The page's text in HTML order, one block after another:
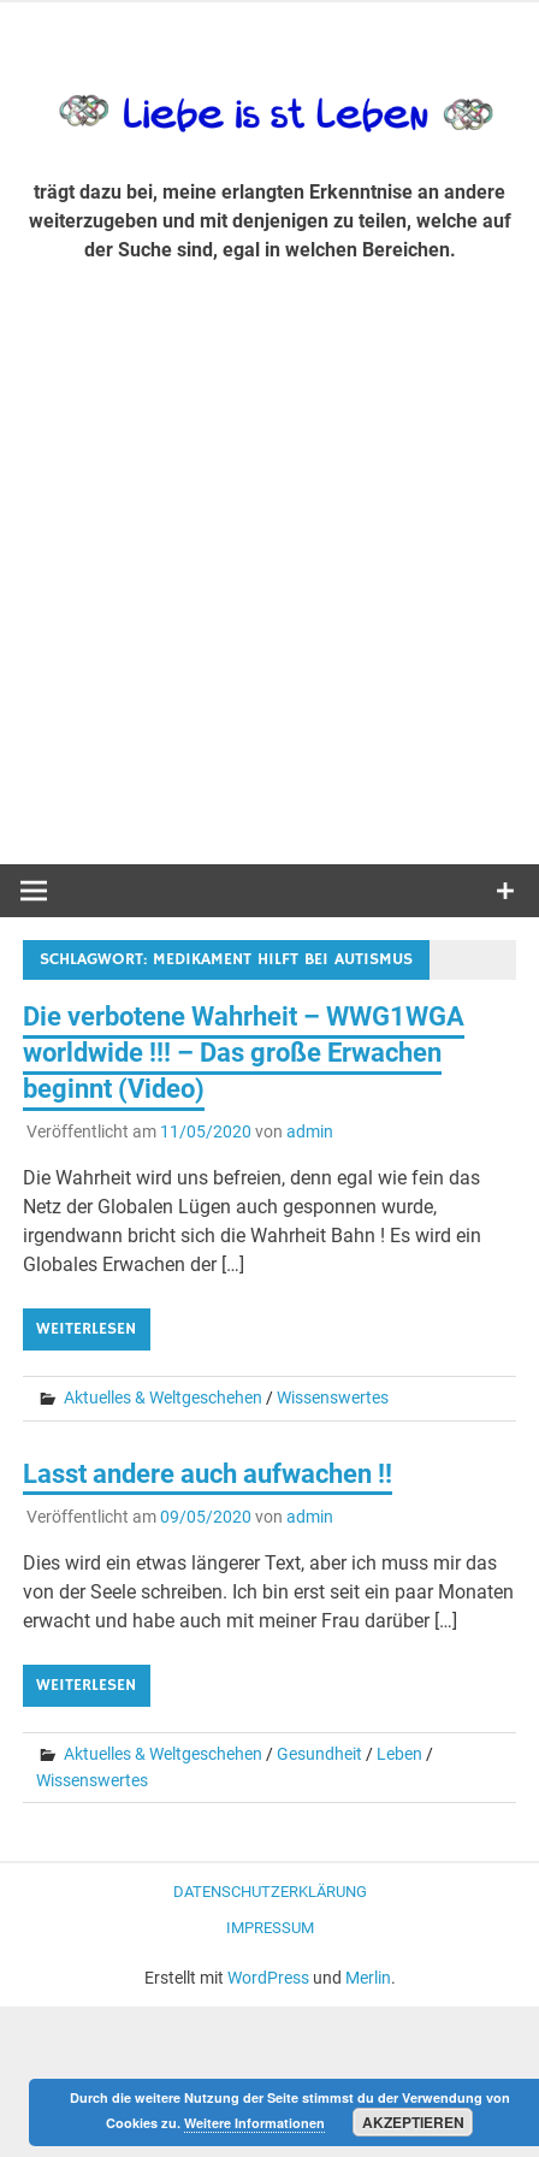
Suche sind, egal in welchen Bereichen.
trägt dazu bei, meine erlangten Erkenntnise an andere
weiterzugeben und mit denjenigen zu teilen, welche auf
der Suche sind, egal in welchen Bereichen.
SCHLAGWORT: MEDIKAMENT HILFT BEI AUTISMUS
Die verbotene Wahrheit – WWG1WGA
worldwide !!! – Das große Erwachen
beginnt (Video)
Veröffentlicht am 11/05/2020 von admin
Die Wahrheit wird uns befreien, denn egal wie fein das
Netz der Globalen Lügen auch gesponnen wurde,
irgendwann bricht sich die Wahrheit Bahn ! Es wird ein
Globales Erwachen der […]
WEITERLESEN
Aktuelles & Weltgeschehen /Wissenswertes
Lasst andere auch aufwachen !!
Veröffentlicht am09/05/2020 von admin
Dies wird ein etwas längerer Text, aber ich muss mir das
von der Seele schreiben. Ich bin erst seit ein paar Monaten
erwacht und habe auch mit meiner Frau darüber […]
WEITERLESEN
Aktuelles & Weltgeschehen /Gesundheit / Leben /
Wissenswertes
DATENSCHUTZERKLÄRUNG
IMPRESSUM
Erstellt mit WordPressund Merlin.
Durch die weitere Nutzung der Seite stimmst du der Verwendung von
Cookies zu.Weitere Informationen AKZEPTIEREN